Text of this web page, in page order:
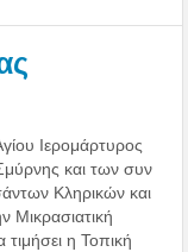
Ιερομάρτυρος
και των συν
Κληρικών και
Μικρασιατική
η Τοπική